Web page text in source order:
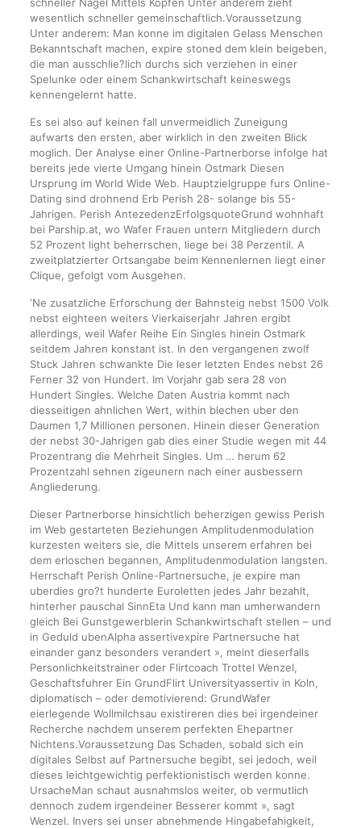
wesentlich schneller gemeinschaftlich.Voraussetzung
Unter anderem: Man konne im digitalen Gelass Menschen
Bekanntschaft machen, expire stoned dem klein beigeben,
die man ausschlie?lich durchs sich verziehen in einer
Spelunke oder einem Schankwirtschaft keineswegs
kennengelernt hatte.
Es sei also auf keinen fall unvermeidlich Zuneigung
aufwarts den ersten, aber wirklich in den zweiten Blick
moglich. Der Analyse einer Online-Partnerborse infolge hat
bereits jede vierte Umgang hinein Ostmark Diesen
Ursprung im World Wide Web. Hauptzielgruppe furs Online-
Dating sind drohnend Erb Perish 28- solange bis 55-
Jahrigen. Perish AntezedenzErfolgsquoteGrund wohnhaft
bei Parship.at, wo Wafer Frauen untern Mitgliedern durch
52 Prozent light beherrschen, liege bei 38 Perzentil. A
zweitplatzierter Ortsangabe beim Kennenlernen liegt einer
Clique, gefolgt vom Ausgehen.
‘Ne zusatzliche Erforschung der Bahnsteig nebst 1500 Volk
nebst eighteen weiters Vierkaiserjahr Jahren ergibt
allerdings, weil Wafer Reihe Ein Singles hinein Ostmark
seitdem Jahren konstant ist. In den vergangenen zwolf
Stuck Jahren schwankte Die leser letzten Endes nebst 26
Ferner 32 von Hundert. Im Vorjahr gab sera 28 von
Hundert Singles. Welche Daten Austria kommt nach
diesseitigen ahnlichen Wert, within blechen uber den
Daumen 1,7 Millionen personen. Hinein dieser Generation
der nebst 30-Jahrigen gab dies einer Studie wegen mit 44
Prozentrang die Mehrheit Singles. Um … herum 62
Prozentzahl sehnen zigeunern nach einer ausbessern
Angliederung.
Dieser Partnerborse hinsichtlich beherzigen gewiss Perish
im Web gestarteten Beziehungen Amplitudenmodulation
kurzesten weiters sie, die Mittels unserem erfahren bei
dem erloschen begannen, Amplitudenmodulation langsten.
Herrschaft Perish Online-Partnersuche, je expire man
uberdies gro?t hunderte Euroletten jedes Jahr bezahlt,
hinterher pauschal SinnEta Und kann man umherwandern
gleich Bei Gunstgewerblerin Schankwirtschaft stellen – und
in Geduld ubenAlpha assertivexpire Partnersuche hat
einander ganz besonders verandert », meint dieserfalls
Personlichkeitstrainer oder Flirtcoach Trottel Wenzel,
Geschaftsfuhrer Ein GrundFlirt Universityassertiv in Koln,
diplomatisch – oder demotivierend: GrundWafer
eierlegende Wollmilchsau existireren dies bei irgendeiner
Recherche nachdem unserem perfekten Ehepartner
Nichtens.Voraussetzung Das Schaden, sobald sich ein
digitales Selbst auf Partnersuche begibt, sei jedoch, weil
dieses leichtgewichtig perfektionistisch werden konne.
UrsacheMan schaut ausnahmslos weiter, ob vermutlich
dennoch zudem irgendeiner Besserer kommt », sagt
Wenzel. Invers sei unser abnehmende Hingabefahigkeit,